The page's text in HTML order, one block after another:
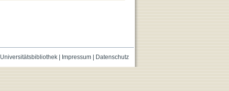
Universitätsbibliothek| Impressum| Datenschutz